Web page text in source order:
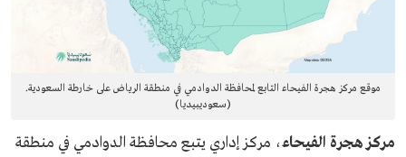
موقع مركز هجرة الفيحاء التابع لمحافظة الدوادمي في منطقة الرياض على خارطة السعودية.
(سعوديبيديا)
مركز هجرة الفيحاء، مركز إداري يتبع محافظة الدوادمي في منطقة